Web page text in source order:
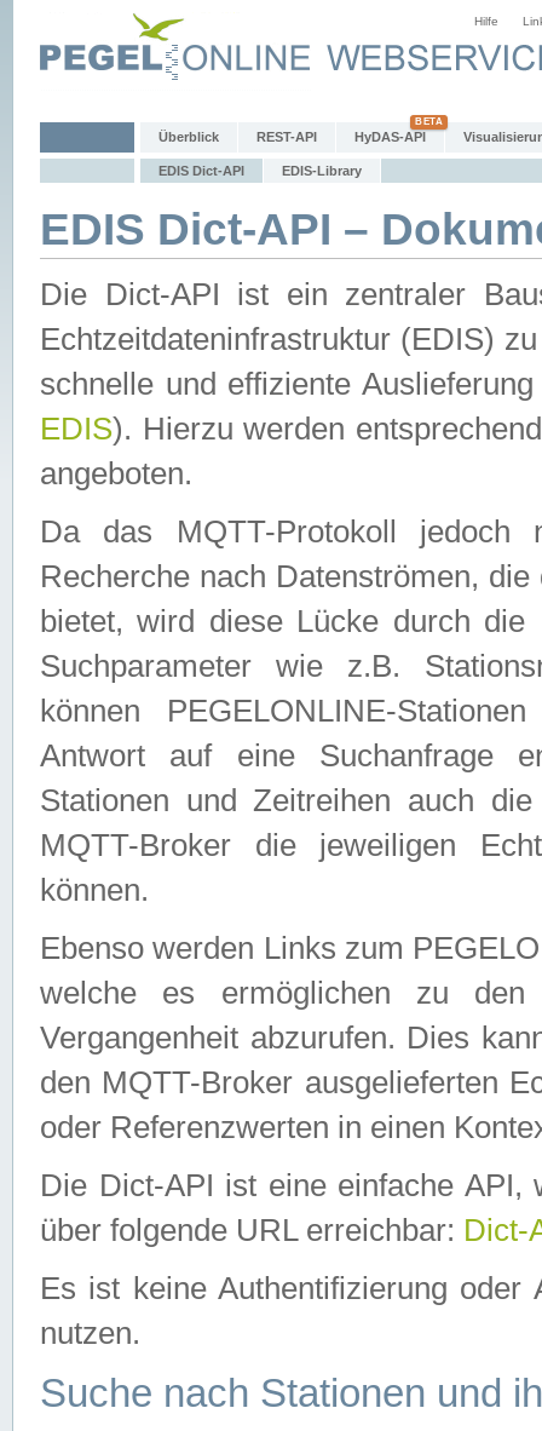
Hilfe
Überblick REST-API HyDAS-API
EDIS Dict-API EDIS-Library
EDIS Dict-API –
Die Dict-API ist ein zentraler
Echtzeitdateninfrastruktur (EDIS)
schnelle und effiziente
EDIS). Hierzu werden
angeboten.
Da das MQTT-Protokoll jedoch
Recherche nach Datenströmen,
bietet, wird diese Lücke durch die
Suchparameter wie z.B.
können PEGELONLINE-
Antwort auf eine Suchanfrage
Stationen und Zeitreihen auch
MQTT-Broker die jeweiligen
können.
Ebenso werden Links zum
welche es ermöglichen zu den
Vergangenheit abzurufen. Dies
den MQTT-Broker ausgelieferten
oder Referenzwerten in einen
Die Dict-API ist eine einfache API,
über folgende URL erreichbar: Dict-
Es ist keine Authentifizierung
nutzen.
Suche nach Stationen und